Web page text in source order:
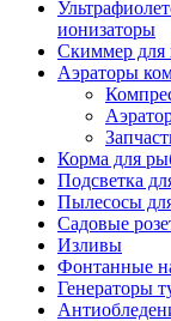
ионизаторы
Скиммер для
Аэраторы
Корма для
Подсветка
Пылесосы
Садовые
Изливы
Фонтанные
Генераторы